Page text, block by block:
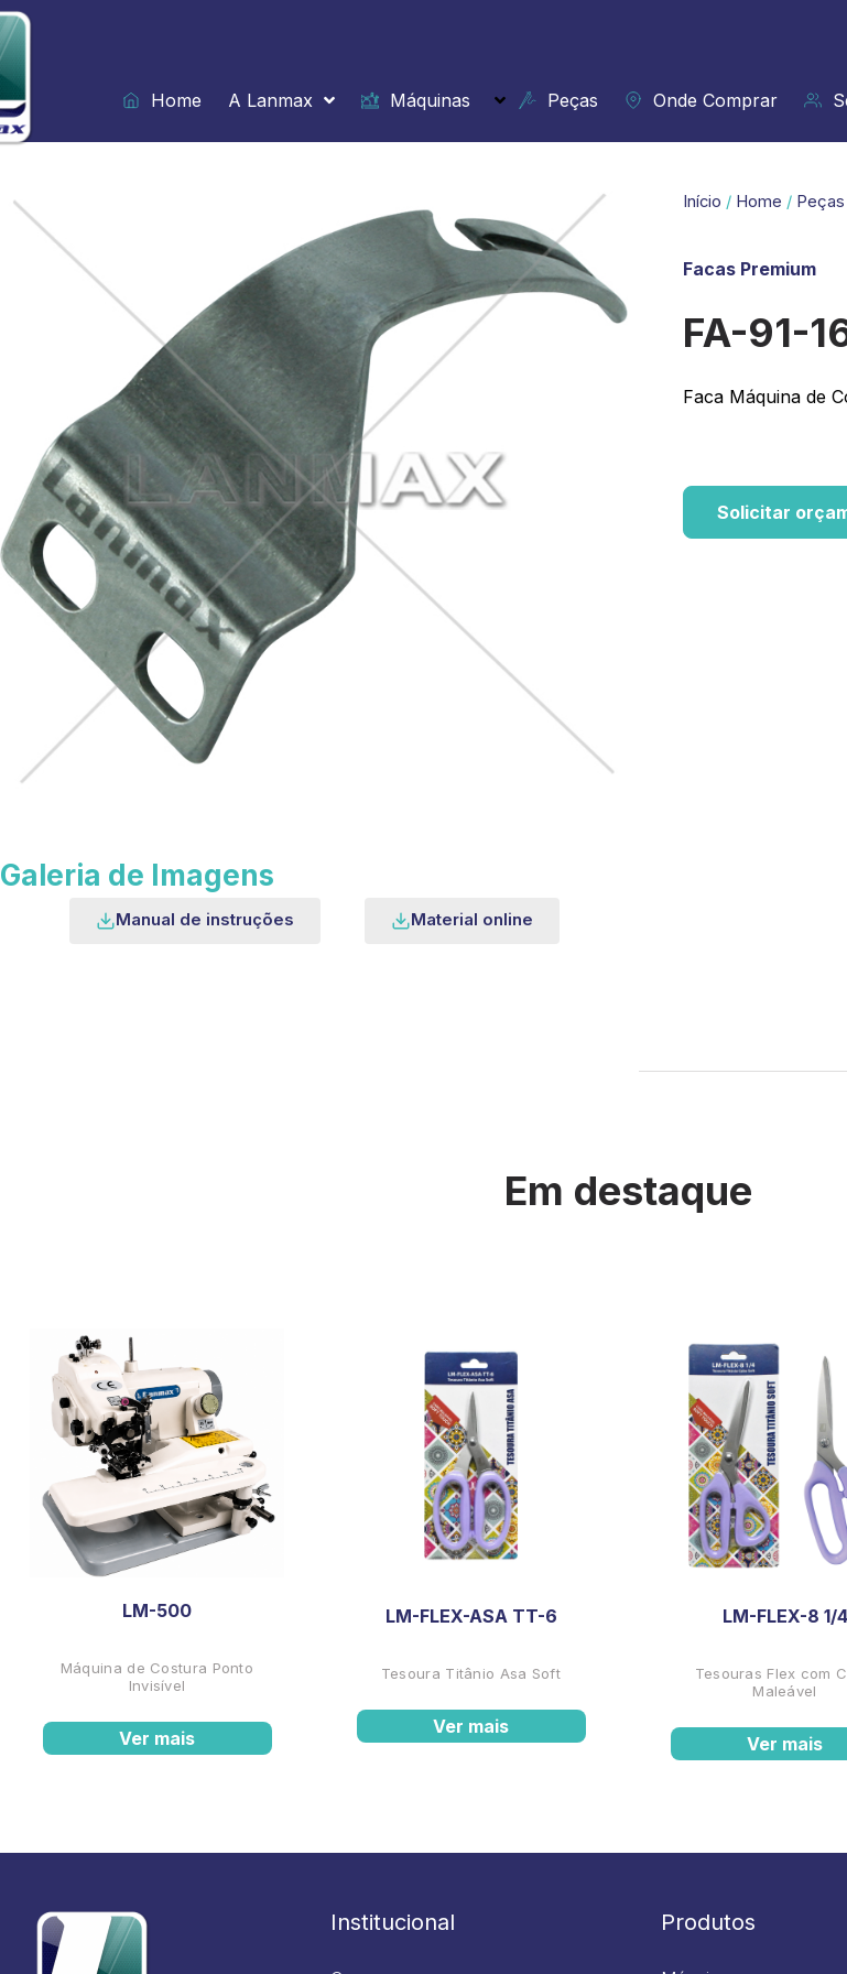
Ir
para
o
conteúdo
Home
A Lanmax Máquinas Peças Onde Comprar
Galeria de Imagens
Manual de instruções Material online
Início / Home / Peças
Facas Premium
FA-91-
Faca Máquina de
Solicitar
Em destaque
LM-500
Máquina de Costura Ponto
Invisível
Ver mais
LM-FLEX-ASA TT-6
Tesoura Titânio Asa Soft
Ver mais
LM-FLEX-8 1/4
Tesouras Flex com
Maleável
Ver mais
Institucional Produtos